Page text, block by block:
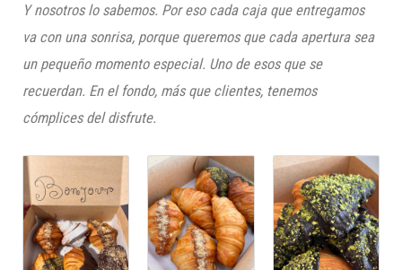
Y nosotros lo sabemos. Por eso cada caja que entregamos
va con una sonrisa, porque queremos que cada apertura sea
un pequeño momento especial. Uno de esos que se
recuerdan. En el fondo, más que clientes, tenemos
cómplices del disfrute.